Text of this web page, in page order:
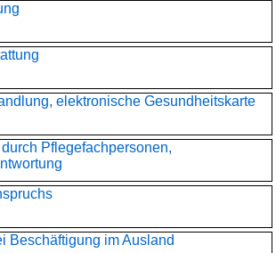
elektronische Gesundheitskarte
Pflegefachpersonen,
Beschäftigung im Ausland